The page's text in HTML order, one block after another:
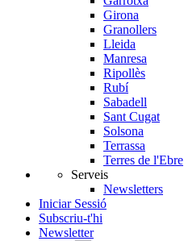
Girona
Granollers
Lleida
Manresa
Ripollès
Rubí
Sabadell
Sant Cugat
Solsona
Terrassa
Terres de l'Ebre
Serveis
Newsletters
Iniciar Sessió
Subscriu-t'hi
Newsletter